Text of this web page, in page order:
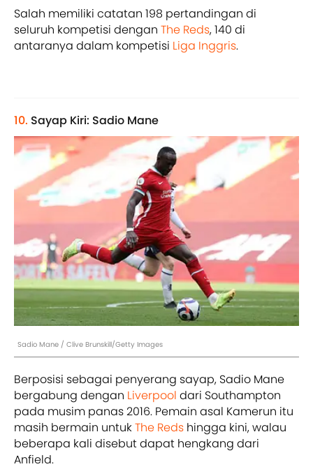
Salah memiliki catatan 198 pertandingan di
seluruh kompetisi dengan The Reds, 140 di
antaranya dalam kompetisi Liga Inggris.
10. Sayap Kiri: Sadio Mane
Sadio Mane / Clive Brunskill/Getty Images
Berposisi sebagai penyerang sayap, Sadio Mane
bergabung dengan Liverpool dari Southampton
pada musim panas 2016. Pemain asal Kamerun itu
masih bermain untukThe Reds hingga kini, walau
beberapa kali disebut dapat hengkang dari
Anfield.